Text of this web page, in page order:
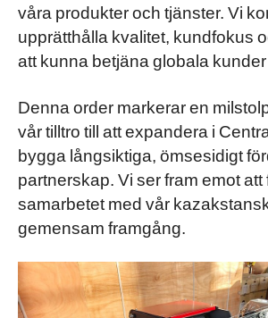
våra produkter och tjänster. Vi
upprätthålla kvalitet, kundfokus
att kunna betjäna globala
Denna order markerar en
vår tilltro till att expandera i
bygga långsiktiga, ömsesidigt
partnerskap. Vi ser fram emot att
samarbetet med vår
gemensam framgång.